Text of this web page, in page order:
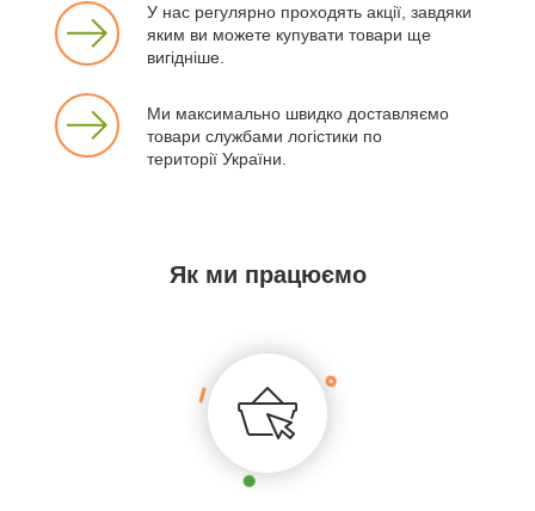
У нас регулярно проходять акції, завдяки
яким ви можете купувати товари ще
вигідніше.
Ми максимально швидко доставляємо
товари службами логістики по
території України.
Як ми працюємо